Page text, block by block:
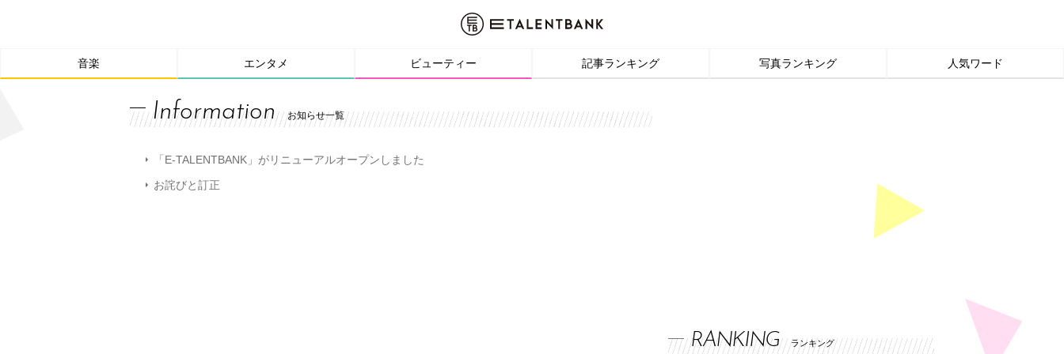
音楽 エンタメ ビューティー 記事ランキング 写真ランキング 人気ワード
Information お知らせ一覧
「E-TALENTBANK」がリニューアルオープンしました
お詫びと訂正
RANKING ランキング